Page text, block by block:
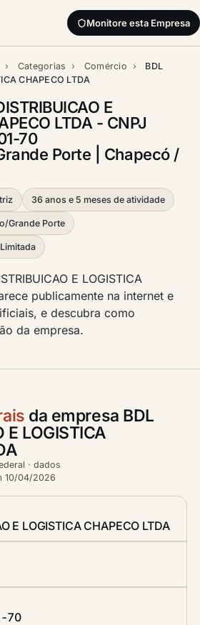
Monitore esta Empresa
› Categorias › Comércio ›
BDL
CHAPECO LTDA
E
LTDA - CNPJ
70
Porte | Chapecó /
36 anos e 5 meses de atividade
Grande Porte
E LOGISTICA
publicamente na internet e
e descubra como
da empresa.
da empresa BDL
E LOGISTICA
· dados
10/04/2026
E LOGISTICA CHAPECO LTDA
70